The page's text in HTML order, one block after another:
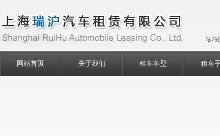
站内
网站首页 关于我们 租车车型 租车